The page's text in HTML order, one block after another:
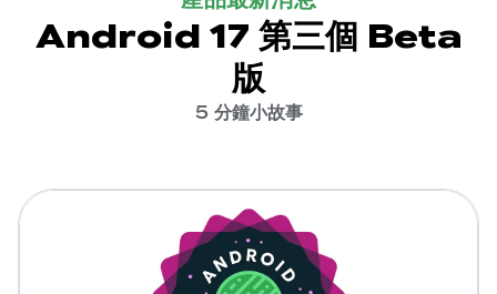
Android 17 第三個 Beta
版
5 分鐘小故事